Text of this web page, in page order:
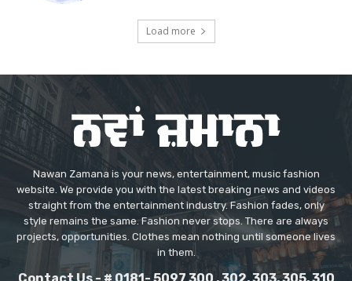
Load more
Nawan Zamana is your news, entertainment, music fashion
website. We provide you with the latest breaking news and videos
straight from the entertainment industry. Fashion fades, only
style remains the same. Fashion never stops. There are always
projects, opportunities. Clothes mean nothing until someone lives
in them.